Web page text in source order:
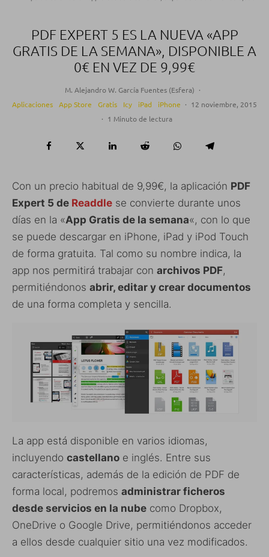
PDF EXPERT 5 ES LA NUEVA «APP
GRATIS DE LA SEMANA», DISPONIBLE A
0€ EN VEZ DE 9,99€
M. Alejandro W. García Fuentes (Esfera) ·
Aplicaciones
App Store Gratis Icy iPad iPhone · 12 noviembre, 2015
· 1 Minuto de lectura
Con un precio habitual de 9,99€, la aplicación PDF
Expert 5 de Readdle se convierte durante unos
días en la «App Gratis de la semana«, con lo que
se puede descargar en iPhone, iPad y iPod Touch
de forma gratuita. Tal como su nombre indica, la
app nos permitirá trabajar con archivos PDF,
permitiéndonos abrir, editar y crear documentos
de una forma completa y sencilla.
La app está disponible en varios idiomas,
incluyendo castellano e inglés. Entre sus
características, además de la edición de PDF de
forma local, podremos administrar ficheros
desde servicios en la nube como Dropbox,
OneDrive o Google Drive, permitiéndonos acceder
a ellos desde cualquier sitio una vez modificados.